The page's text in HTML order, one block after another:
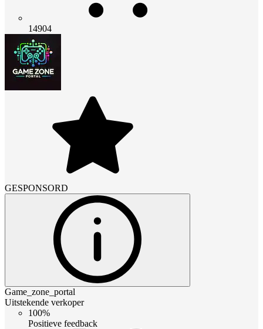
14904
GESPONSORD
Game_zone_portal
Uitstekende verkoper
100%
Positieve feedback